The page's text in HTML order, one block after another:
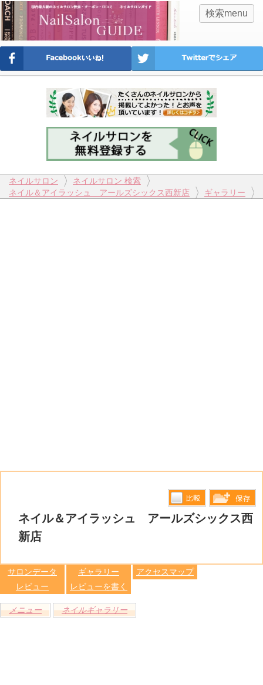
検索menu
ネイルサロン
ネイルサロン 検索
ネイル＆アイラッシュ アールズシックス西新店
ギャラリー
ネイル＆アイラッシュ アールズシックス西
新店
比較す
保存リス
サロンデータ ギャラリー
アクセスマップ
レビュー
レビューを書く
メニュー ネイルギャラリー